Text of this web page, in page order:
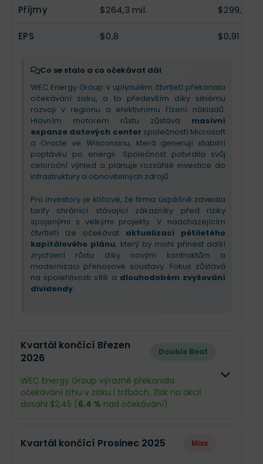
Příjmy $264,3 mil. $299,5
EPS $0,8 $0,91
Co se stalo a co očekávat dál
WEC Energy Group v uplynulém čtvrtletí překonala
očekávání zisku, a to především díky silnému
rozvoji v regionu a efektivnímu řízení nákladů.
Hlavním motorem růstu zůstává masivní
expanze datových centerspolečností Microsoft
a Oracle ve Wisconsinu, která generují stabilní
poptávku po energii. Společnost potvrdila svůj
celoroční výhled a plánuje rozsáhlé investice do
infrastruktury a obnovitelných zdrojů.
Pro investory je klíčové, že firma úspěšně zavedla
tarify chránící stávající zákazníky před riziky
spojenými s velkými projekty. V nadcházejícím
čtvrtletí lze očekávat aktualizaci pětiletého
kapitálového plánu, který by mohl přinést další
zrychlení růstu díky novým kontraktům a
modernizaci přenosové soustavy. Fokus zůstává
na spolehlivosti sítě a dlouhodobém zvyšování
dividendy.
Kvartál končící Březen
2026
Double Beat
WEC Energy Group výrazně překonala
očekávání trhu v zisku i tržbách. Zisk na akcii
dosáhl $2,45 (6.4 % nad očekávání).
Kvartál končící Prosinec 2025 Miss